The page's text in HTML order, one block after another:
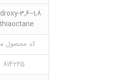
3,6-
کد محصول
814265